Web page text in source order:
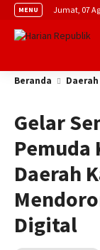
MENU Jumat, 07
Beranda Daerah
Gelar
Daerah
Digital